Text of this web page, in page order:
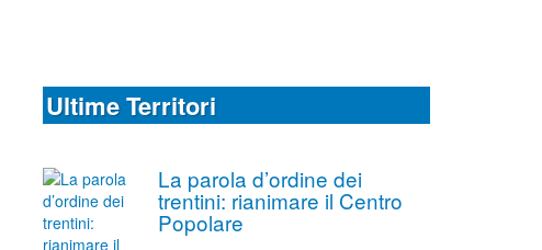
Ultime Territori
La parola d’ordine dei
trentini: rianimare il Centro
Popolare